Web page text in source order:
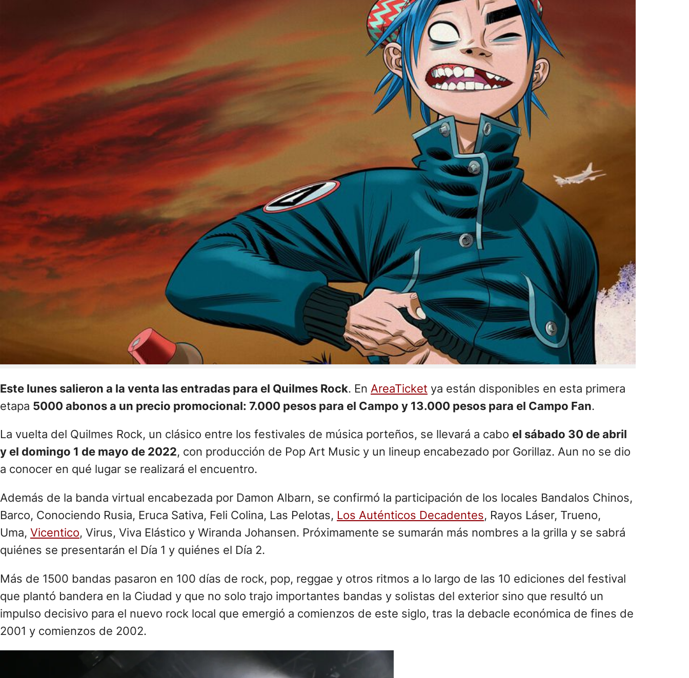
Este lunes salieron a la venta las entradas para el Quilmes Rock. En AreaTicket ya están disponibles en esta primera
etapa 5000 abonos a un precio promocional: 7.000 pesos para el Campo y 13.000 pesos para el Campo Fan.
La vuelta del Quilmes Rock, un clásico entre los festivales de música porteños, se llevará a cabo el sábado 30 de abril
y el domingo 1 de mayo de 2022, con producción de Pop Art Music y un lineup encabezado por Gorillaz. Aun no se dio
a conocer en qué lugar se realizará el encuentro.
Además de la banda virtual encabezada por Damon Albarn, se confirmó la participación de los locales Bandalos Chinos,
Barco, Conociendo Rusia, Eruca Sativa, Feli Colina, Las Pelotas, Los Auténticos Decadentes, Rayos Láser, Trueno,
Uma, Vicentico, Virus, Viva Elástico y Wiranda Johansen. Próximamente se sumarán más nombres a la grilla y se sabrá
quiénes se presentarán el Día 1 y quiénes el Día 2.
Más de 1500 bandas pasaron en 100 días de rock, pop, reggae y otros ritmos a lo largo de las 10 ediciones del festival
que plantó bandera en la Ciudad y que no solo trajo importantes bandas y solistas del exterior sino que resultó un
impulso decisivo para el nuevo rock local que emergió a comienzos de este siglo, tras la debacle económica de fines de
2001 y comienzos de 2002.